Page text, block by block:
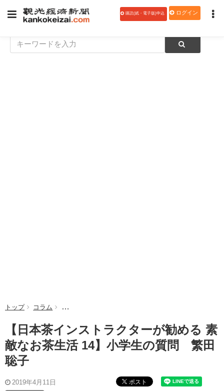
購読(紙・電子版)申込 ログイン
トップ コラム 【日本茶インストラクターが勧める 素敵なお茶生活
【日本茶インストラクターが勧める 素
敵なお茶生活 14】小学生の質問 繁田
聡子
2019年4月11日 ポスト